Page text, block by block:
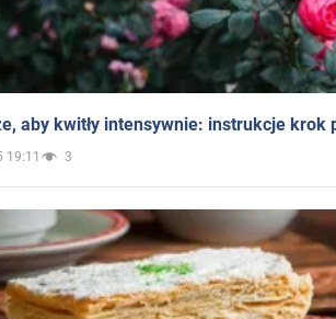
aby kwitły intensywnie: instrukcje krok
19:11 3